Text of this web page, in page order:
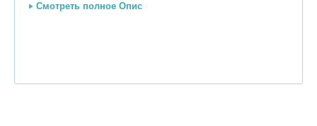
Смотреть полное Опис